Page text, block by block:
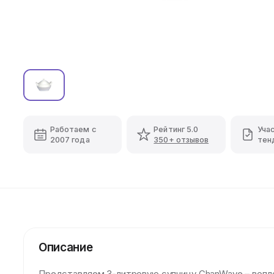
Работаем с
2007 года
Рейтинг 5.0
350+ отзывов
Описание